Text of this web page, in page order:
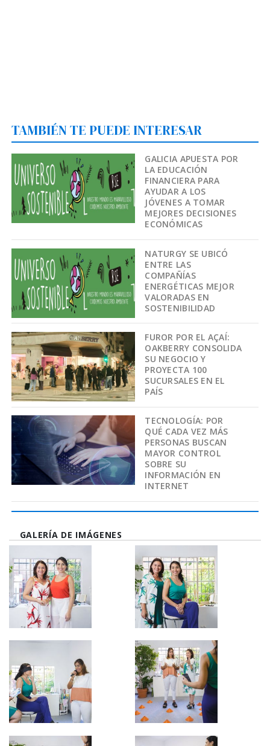
TAMBIÉN TE PUEDE INTERESAR
GALICIA APUESTA POR
LA EDUCACIÓN
FINANCIERA PARA
AYUDAR A LOS
JÓVENES A TOMAR
MEJORES DECISIONES
ECONÓMICAS
NATURGY SE UBICÓ
ENTRE LAS
COMPAÑÍAS
ENERGÉTICAS MEJOR
VALORADAS EN
SOSTENIBILIDAD
FUROR POR EL AÇAÍ:
OAKBERRY CONSOLIDA
SU NEGOCIO Y
PROYECTA 100
SUCURSALES EN EL
PAÍS
TECNOLOGÍA: POR
QUÉ CADA VEZ MÁS
PERSONAS BUSCAN
MAYOR CONTROL
SOBRE SU
INFORMACIÓN EN
INTERNET
GALERÍA DE IMÁGENES